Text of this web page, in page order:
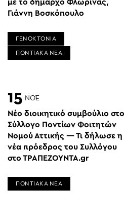
με το δήμαρχο Φλώρινας,
Γιάννη Βοσκόπουλο
ΓΕΝΟΚΤΟΝΙΑ
ΠΟΝΤΙΑΚΑ ΝΕΑ
15 ΝΟΈ
Νέο διοικητικό συμβούλιο στο
Σύλλογο Ποντίων Φοιτητών
Νομού Αττικής — Τι δήλωσε η
νέα πρόεδρος του Συλλόγου
στο ΤΡΑΠΕΖΟΥΝΤΑ.gr
ΠΟΝΤΙΑΚΑ ΝΕΑ